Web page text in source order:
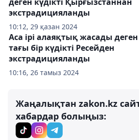
10:12, 29 қазан 2024
экстрадицияланды
10:16, 26 тамыз 2024
Аса ірі алаяқтық жасады деген
тағы бір күдікті Ресейден
экстрадицияланды
Жаңалықтан zakon.kz
хабардар болыңыз: